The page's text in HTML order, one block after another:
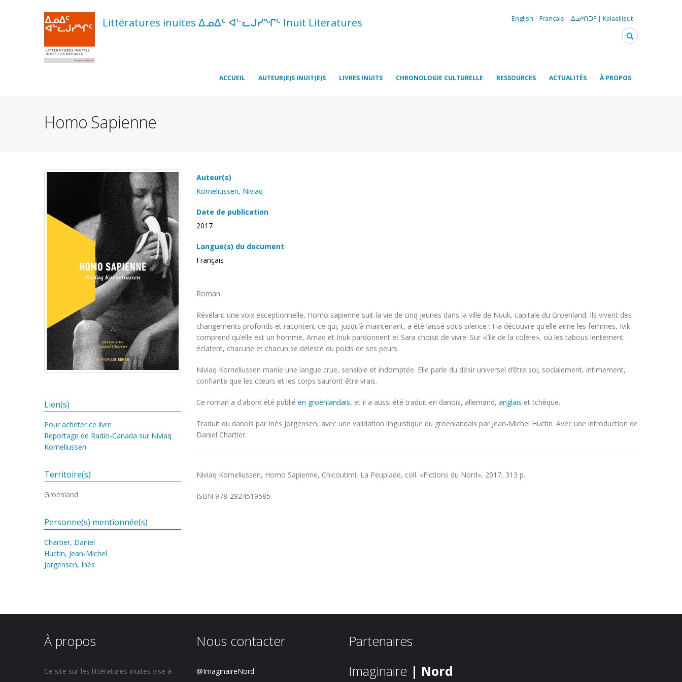
Littératures inuites ᐃᓄᐃᑦ ᐊᓪᓚᒍᓯᖏᑦ Inuit Literatures English Français ᐃᓄᒃᑎᑐᑦ | Kalaallisut
ACCUEIL AUTEUR(E)S INUIT(E)S LIVRES INUITS CHRONOLOGIE CULTURELLE RESSOURCES ACTUALITÉS À PROPOS
Homo Sapienne
Lien(s)
Pour acheter ce livre
Reportage de Radio-Canada sur Niviaq
Korneliussen
Territoire(s)
Groenland
Personne(s) mentionnée(s)
Chartier, Daniel
Huctin, Jean-Michel
Jorgensen, Inès
Auteur(s)
Korneliussen, Niviaq
Date de publication
2017
Langue(s) du document
Français
Roman
Révélant une voix exceptionnelle, Homo sapienne suit la vie de cinq jeunes dans la ville de Nuuk, capitale du Groenland. Ils vivent des
changements profonds et racontent ce qui, jusqu’à maintenant, a été laissé sous silence : Fia découvre qu’elle aime les femmes, Ivik
comprend qu’elle est un homme, Arnaq et Inuk pardonnent et Sara choisit de vivre. Sur «l’île de la colère», où les tabous lentement
éclatent, chacune et chacun se déleste du poids de ses peurs.
Niviaq Korneliussen manie une langue crue, sensible et indomptée. Elle parle du désir universel d’être soi, socialement, intimement,
confiante que les cœurs et les corps sauront être vrais.
Ce roman a d'abord été publié en groenlandais, et il a aussi été traduit en danois, allemand, anglais et tchèque.
Traduit du danois par Inès Jorgensen, avec une validation linguistique du groenlandais par Jean-Michel Huctin. Avec une introduction de
Daniel Chartier.
Niviaq Korneliussen, Homo Sapienne, Chicoutimi, La Peuplade, coll. «Fictions du Nord», 2017, 313 p.
ISBN 978-2924519585
À propos
Ce site sur les littératures inuites vise à
Nous contacter
@ImaginaireNord
Partenaires
Imaginaire | Nord